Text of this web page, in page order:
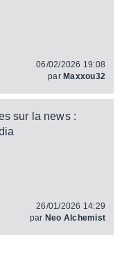
06/02/2026 19:08
par Maxxou32
sur la news :
26/01/2026 14:29
par Neo Alchemist